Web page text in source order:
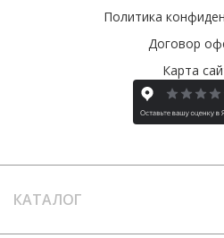
Политика
Договор
Карта
КАТАЛОГ